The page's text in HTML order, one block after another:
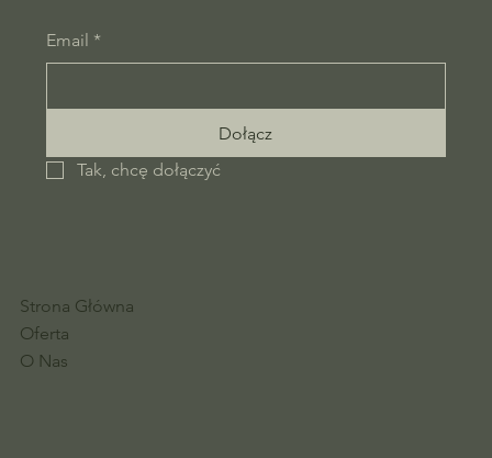
Strona Główna
Oferta
O Nas
Email *
Dołącz
Tak, chcę dołączyć